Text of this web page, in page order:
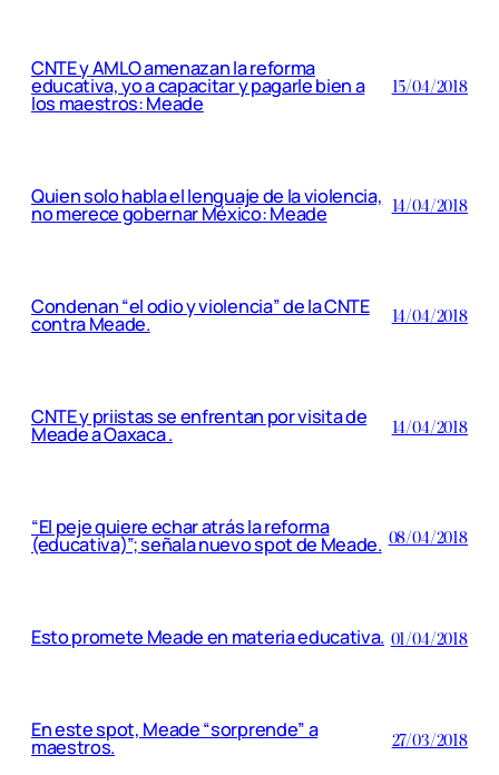
CNTE y AMLO amenazan la reforma
educativa, yo a capacitar y pagarle bien a
los maestros: Meade
15/04/2018
Quien solo habla el lenguaje de la violencia,
no merece gobernar México: Meade 14/04/2018
Condenan “el odio y violencia” de la CNTE
contra Meade. 14/04/2018
CNTE y priistas se enfrentan por visita de
Meade a Oaxaca . 14/04/2018
“El peje quiere echar atrás la reforma
(educativa)”; señala nuevo spot de Meade. 08/04/2018
Esto promete Meade en materia educativa. 01/04/2018
En este spot, Meade “sorprende” a
maestros. 27/03/2018